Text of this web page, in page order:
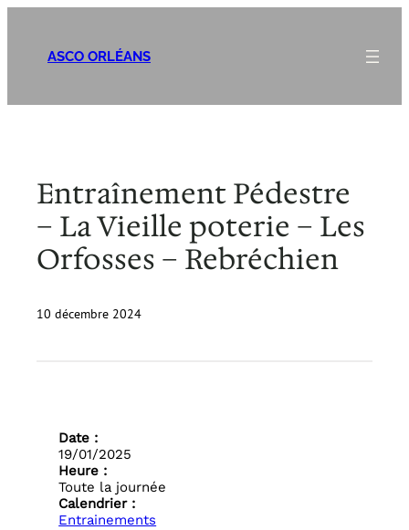
contenuASCO ORLÉANS
Entraînement Pédestre
– La Vieille poterie – Les
Orfosses – Rebréchien
10 décembre 2024
Date :
19/01/2025
Heure :
Toute la journée
Calendrier :
Entrainements